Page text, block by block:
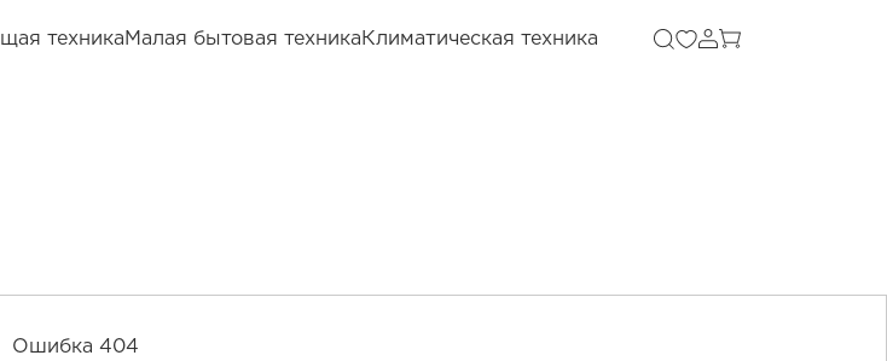
техникаМалая бытовая техникаКлиматическая техника
Ошибка 404